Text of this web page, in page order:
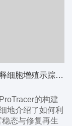
分子细胞科学卓越创新中心周斌组合作阐释细胞增殖示踪技术ProTracer的建立及应用
的构建
地介绍了如何利
态与修复再生